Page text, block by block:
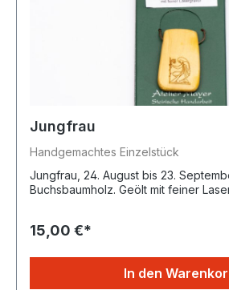
Jungfrau
Handgemachtes Einzelstück
Jungfrau, 24. August bis 23.
Buchsbaumholz. Geölt mit feiner
15,00 €*
In den